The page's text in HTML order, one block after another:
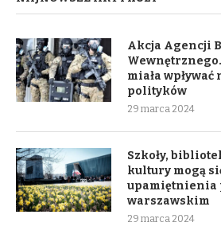
Akcja Agencji
miała
polityków
29 marca 2024
Szkoły,
kultury mogą
upamiętnienia
warszawskim
29 marca 2024